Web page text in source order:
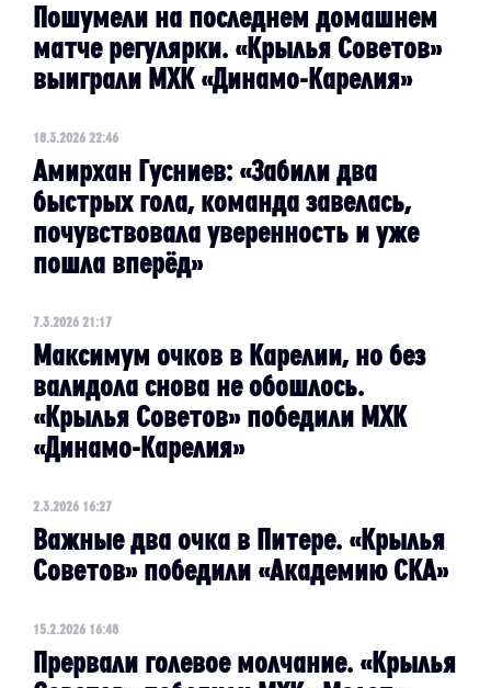
Пошумели на последнем домашнем
матче регулярки. «Крылья Советов»
выиграли МХК «Динамо-Карелия»
18.3.2026 22:46
Амирхан Гусниев: «Забили два
быстрых гола, команда завелась,
почувствовала уверенность и уже
пошла вперёд»
7.3.2026 21:17
Максимум очков в Карелии, но без
валидола снова не обошлось.
«Крылья Советов» победили МХК
«Динамо-Карелия»
2.3.2026 16:27
Важные два очка в Питере. «Крылья
Советов» победили «Академию СКА»
15.2.2026 16:48
Прервали голевое молчание. «Крылья